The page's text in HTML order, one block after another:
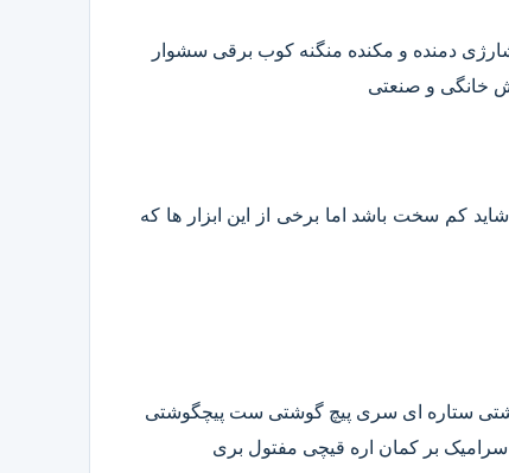
دمنده و مکنده منگنه کوب برقی سشوار
خانگی و صنعتی
شاید کم سخت باشد اما برخی از این ابزار ها که
ستاره ای سری پیچ گوشتی ست پیچگوشتی
بر کمان اره قیچی مفتول بری